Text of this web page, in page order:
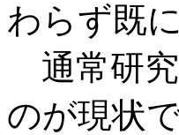
わらず既
通常研究
のが現状